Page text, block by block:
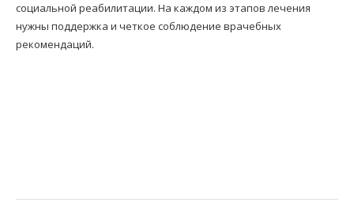
социальной реабилитации. На каждом из этапов лечения
нужны поддержка и четкое соблюдение врачебных
рекомендаций.